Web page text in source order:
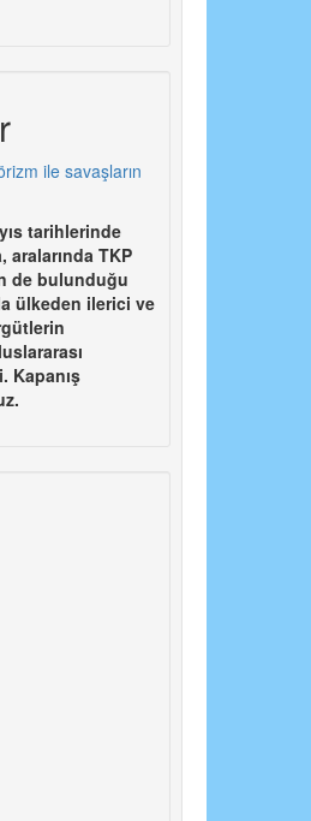
ile savaşların
tarihlerinde
aralarında TKP
de bulunduğu
ülkeden ilerici ve
Kapanış